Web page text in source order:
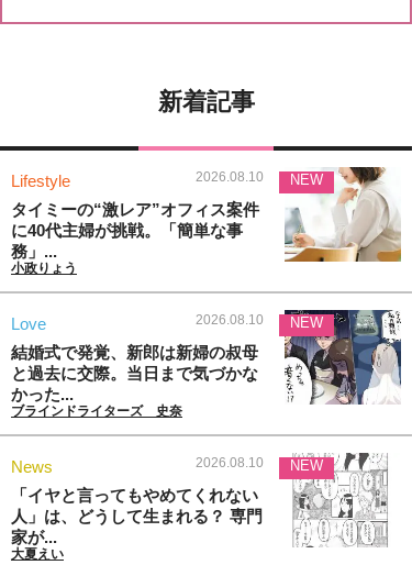
新着記事
Lifestyle 2026.08.10
タイミーの“激レア”オフィス案件
に40代主婦が挑戦。「簡単な事
務」...
小政りょう
NEW
Love 2026.08.10
結婚式で発覚、新郎は新婦の叔母
と過去に交際。当日まで気づかな
かった...
ブラインドライターズ 史奈
NEW
News 2026.08.10
「イヤと言ってもやめてくれない
人」は、どうして生まれる？ 専門
家が...
大夏えい
NEW